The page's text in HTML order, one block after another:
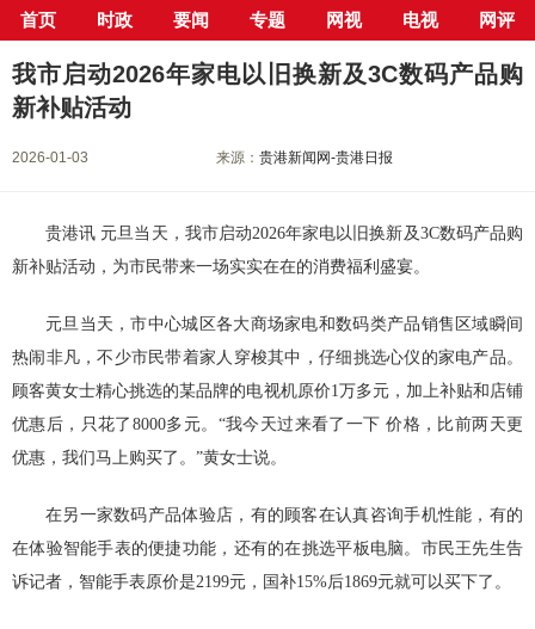
首页 时政 要闻 专题 网视 电视 网评
当前位置： 首页> 新闻中心> 要闻> 正文
我市启动2026年家电以旧换新及3C数码产品购
新补贴活动
2026-01-03 来源：贵港新闻网-贵港日报
贵港讯 元旦当天，我市启动2026年家电以旧换新及3C数码产品购
新补贴活动，为市民带来一场实实在在的消费福利盛宴。
元旦当天，市中心城区各大商场家电和数码类产品销售区域瞬间
热闹非凡，不少市民带着家人穿梭其中，仔细挑选心仪的家电产品。
顾客黄女士精心挑选的某品牌的电视机原价1万多元，加上补贴和店铺
优惠后，只花了8000多元。“我今天过来看了一下 价格，比前两天更
优惠，我们马上购买了。”黄女士说。
在另一家数码产品体验店，有的顾客在认真咨询手机性能，有的
在体验智能手表的便捷功能，还有的在挑选平板电脑。市民王先生告
诉记者，智能手表原价是2199元，国补15%后1869元就可以买下了。